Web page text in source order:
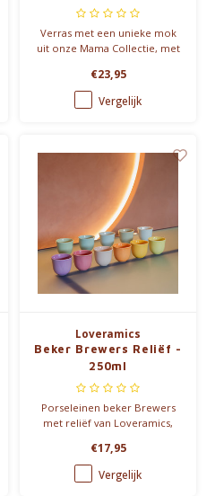
Verras met een unieke mok
uit onze Mama Collectie, met
"MAMA". Een prachtig
eerbetoon aan de meest
bijzondere persoon: mama!
€23,95
Vergelijk
Loveramics
Beker Brewers Reliëf -
250ml
Porseleinen beker Brewers
met reliëf van Loveramics,
opening om te genieten van
een aangenaam koffiearoma
en toch ruimte voor een
€17,95
Vergelijk